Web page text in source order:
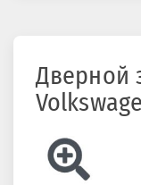
Дверной